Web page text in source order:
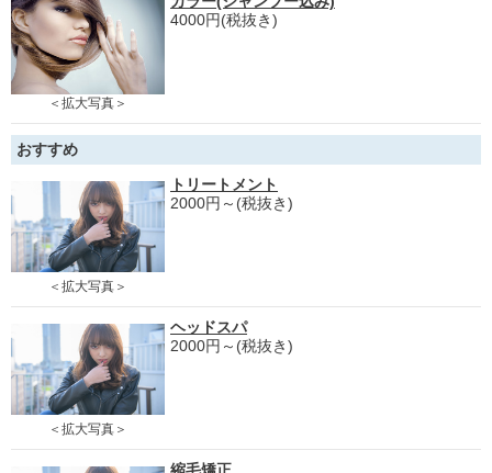
＜拡大写真＞
4000円(税抜き)
おすすめ
＜拡大写真＞
トリートメント
2000円～(税抜き)
＜拡大写真＞
ヘッドスパ
2000円～(税抜き)
縮毛矯正